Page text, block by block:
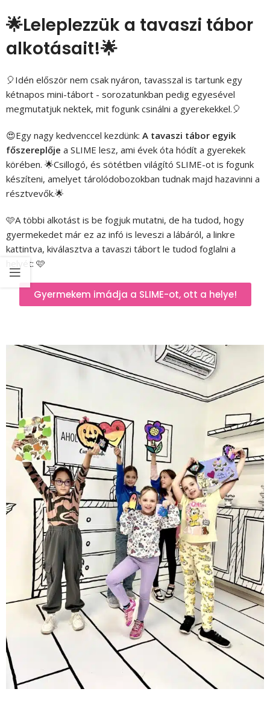
🌟Leleplezzük a tavaszi tábor
alkotásait!🌟
🎈Idén először nem csak nyáron, tavasszal is tartunk egy
kétnapos mini-tábort - sorozatunkban pedig egyesével
megmutatjuk nektek, mit fogunk csinálni a gyerekekkel.🎈
😍Egy nagy kedvenccel kezdünk: A tavaszi tábor egyik
főszereplője a SLIME lesz, ami évek óta hódít a gyerekek
körében. 🌟Csillogó, és sötétben világító SLIME-ot is fogunk
készíteni, amelyet tárolódobozokban tudnak majd hazavinni a
résztvevők.🌟
🩷A többi alkotást is be fogjuk mutatni, de ha tudod, hogy
gyermekedet már ez az infó is leveszi a lábáról, a linkre
kattintva, kiválasztva a tavaszi tábort le tudod foglalni a
helyét: 🩷
Gyermekem imádja a SLIME-ot, ott a helye!